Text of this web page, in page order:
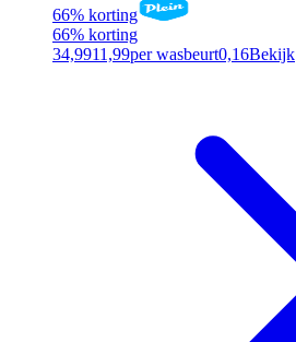
66% korting
66% korting
34,9911,99per wasbeurt0,16Bekijk